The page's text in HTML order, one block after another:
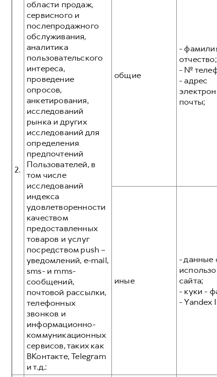
2.
области продаж,
сервисного и
послепродажного
обслуживания,
аналитика
пользовательского
интереса,
проведение
опросов,
анкетирования,
исследований
рынка и других
исследований для
определения
предпочтений
Пользователей, в
том числе
исследований
индекса
удовлетворенности
качеством
предоставленных
товаров и услуг
посредством push –
уведомлений, e-mail,
sms- и mms-
сообщений,
почтовой рассылки,
телефонных
звонков и
информационно-
коммуникационных
сервисов, таких как
ВКонтакте, Telegram
и т.д.:
общие
-
отчество;
- №
- адрес
почты;
иные
- данные
сайта;
- куки -
- Yandex